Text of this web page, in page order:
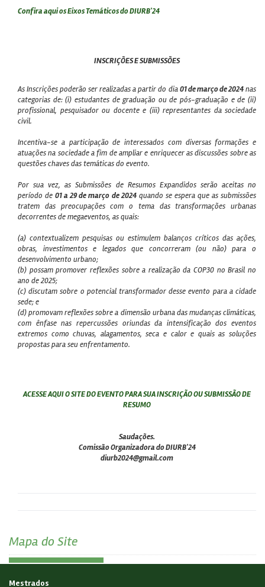
Confira aqui os Eixos Temáticos do DIURB'24
INSCRIÇÕES E SUBMISSÕES
As Inscrições poderão ser realizadas a partir do dia01 de março de 2024nas
categorias de: (i) estudantes de graduação ou de pós-graduação e de (ii)
profissional, pesquisador ou docente e (iii) representantes da sociedade
civil.
Incentiva-se a participação de interessados com diversas formações e
atuações na sociedade a fim de ampliar e enriquecer as discussões sobre as
questões chaves das temáticas do evento.
Por sua vez, as Submissões de Resumos Expandidos serão aceitas no
período de01 a 29 de março de 2024quando se espera que as submissões
tratem das preocupações com o tema das transformações urbanas
decorrentes de megaeventos, as quais:
(a) contextualizem pesquisas ou estimulem balanços críticos das ações,
obras, investimentos e legados que concorreram (ou não) para o
desenvolvimento urbano;
(b) possam promover reflexões sobre a realização da COP30 no Brasil no
ano de 2025;
(c) discutam sobre o potencial transformador desse evento para a cidade
sede; e
(d) promovam reflexões sobre a dimensão urbana das mudanças climáticas,
com ênfase nas repercussões oriundas da intensificação dos eventos
extremos como chuvas, alagamentos, seca e calor e quais as soluções
propostas para seu enfrentamento.
ACESSE AQUI O SITE DO EVENTO PARA SUA INSCRIÇÃO OU SUBMISSÃO DE
RESUMO
Saudações.
Comissão Organizadora do DIURB'24
diurb2024@gmail.com
Mapa do Site
Mestrados